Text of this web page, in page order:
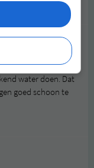
water doen. Dat
goed schoon te